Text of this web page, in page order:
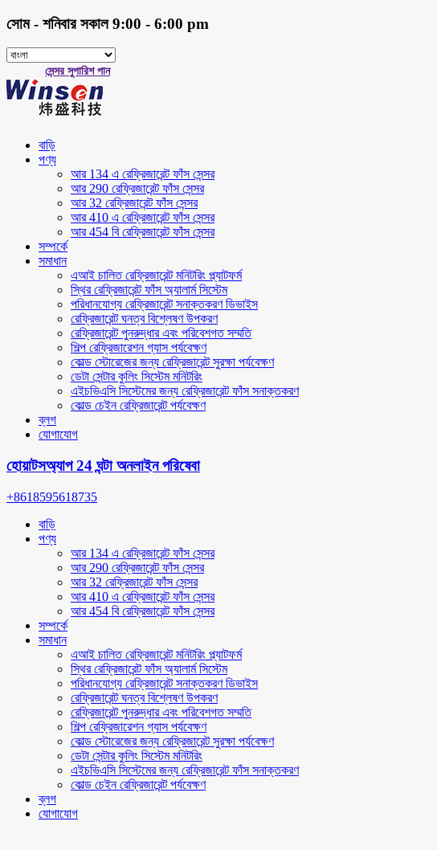
সোম - শনিবার সকাল 9:00 - 6:00 pm
সেন্সর সুপারিশ পান
বাড়ি
পণ্য
আর 134 এ রেফ্রিজারেন্ট ফাঁস সেন্সর
আর 290 রেফ্রিজারেন্ট ফাঁস সেন্সর
আর 32 রেফ্রিজারেন্ট ফাঁস সেন্সর
আর 410 এ রেফ্রিজারেন্ট ফাঁস সেন্সর
আর 454 বি রেফ্রিজারেন্ট ফাঁস সেন্সর
সম্পর্কে
সমাধান
এআই চালিত রেফ্রিজারেন্ট মনিটরিং প্ল্যাটফর্ম
স্থির রেফ্রিজারেন্ট ফাঁস অ্যালার্ম সিস্টেম
পরিধানযোগ্য রেফ্রিজারেন্ট সনাক্তকরণ ডিভাইস
রেফ্রিজারেন্ট ঘনত্ব বিশ্লেষণ উপকরণ
রেফ্রিজারেন্ট পুনরুদ্ধার এবং পরিবেশগত সম্মতি
শিল্প রেফ্রিজারেশন গ্যাস পর্যবেক্ষণ
কোল্ড স্টোরেজের জন্য রেফ্রিজারেন্ট সুরক্ষা পর্যবেক্ষণ
ডেটা সেন্টার কুলিং সিস্টেম মনিটরিং
এইচভিএসি সিস্টেমের জন্য রেফ্রিজারেন্ট ফাঁস সনাক্তকরণ
কোল্ড চেইন রেফ্রিজারেন্ট পর্যবেক্ষণ
ব্লগ
যোগাযোগ
হোয়াটসঅ্যাপ 24 ঘন্টা অনলাইন পরিষেবা
+8618595618735
বাড়ি
পণ্য
আর 134 এ রেফ্রিজারেন্ট ফাঁস সেন্সর
আর 290 রেফ্রিজারেন্ট ফাঁস সেন্সর
আর 32 রেফ্রিজারেন্ট ফাঁস সেন্সর
আর 410 এ রেফ্রিজারেন্ট ফাঁস সেন্সর
আর 454 বি রেফ্রিজারেন্ট ফাঁস সেন্সর
সম্পর্কে
সমাধান
এআই চালিত রেফ্রিজারেন্ট মনিটরিং প্ল্যাটফর্ম
স্থির রেফ্রিজারেন্ট ফাঁস অ্যালার্ম সিস্টেম
পরিধানযোগ্য রেফ্রিজারেন্ট সনাক্তকরণ ডিভাইস
রেফ্রিজারেন্ট ঘনত্ব বিশ্লেষণ উপকরণ
রেফ্রিজারেন্ট পুনরুদ্ধার এবং পরিবেশগত সম্মতি
শিল্প রেফ্রিজারেশন গ্যাস পর্যবেক্ষণ
কোল্ড স্টোরেজের জন্য রেফ্রিজারেন্ট সুরক্ষা পর্যবেক্ষণ
ডেটা সেন্টার কুলিং সিস্টেম মনিটরিং
এইচভিএসি সিস্টেমের জন্য রেফ্রিজারেন্ট ফাঁস সনাক্তকরণ
কোল্ড চেইন রেফ্রিজারেন্ট পর্যবেক্ষণ
ব্লগ
যোগাযোগ